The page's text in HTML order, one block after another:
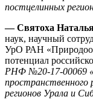
постцелинных
— Святоха
наук, научный
УрО РАН
потенциал
РНФ №20-17-00069
пространственного
регионов Урала и